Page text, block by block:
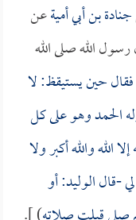
جنادة بن أبي أميةعن
الله صلى الله
حين يستيقظ: لا
الحمد وهو على كل
الله والله أكبر ولا
-قالالوليد: أو